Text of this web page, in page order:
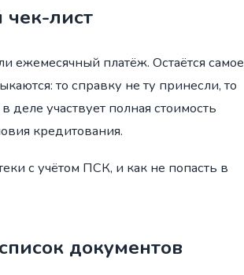
лист
ежемесячный платёж. Остаётся самое
то справку не ту принесли, то
деле участвует полная стоимость
кредитования.
с учётом ПСК, и как не попасть в
документов